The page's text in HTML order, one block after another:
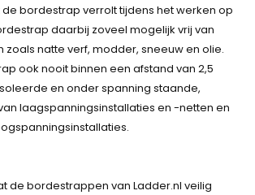
bordestrap verrolt tijdens het werken op
daarbij zoveel mogelijk vrij van
natte verf, modder, sneeuw en olie.
ook nooit binnen een afstand van 2,5
en onder spanning staande,
laagspanningsinstallaties en -netten en
de bordestrappen van Ladder.nl veilig